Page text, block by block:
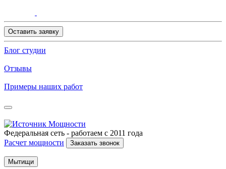
Оставить заявку
Блог студии
Отзывы
Примеры наших работ
Федеральная сеть - работаем с 2011 года
Расчет мощности
Заказать звонок
Мытищи